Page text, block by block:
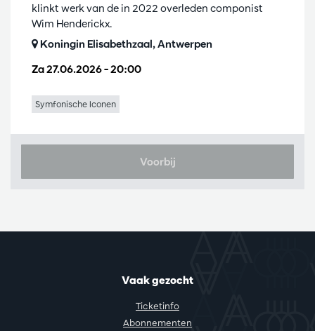
Za 27.06.2026– 20:00
klinkt werk van de in 2022 overleden componist
Wim Henderickx.
Koningin Elisabethzaal, Antwerpen
Symfonische Iconen
Voorbij
Vaak gezocht
Ticketinfo
Abonnementen